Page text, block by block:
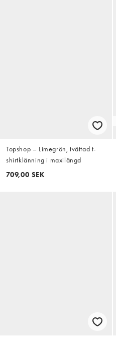
Topshop – Limegrön, tvättad t-
shirtklänning i maxilängd
709,00 SEK